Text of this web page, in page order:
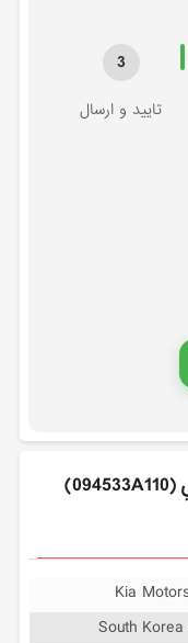
3
تایید و ارسال
مشخصات ابزار_جمع كن خارفنري (094533A110)